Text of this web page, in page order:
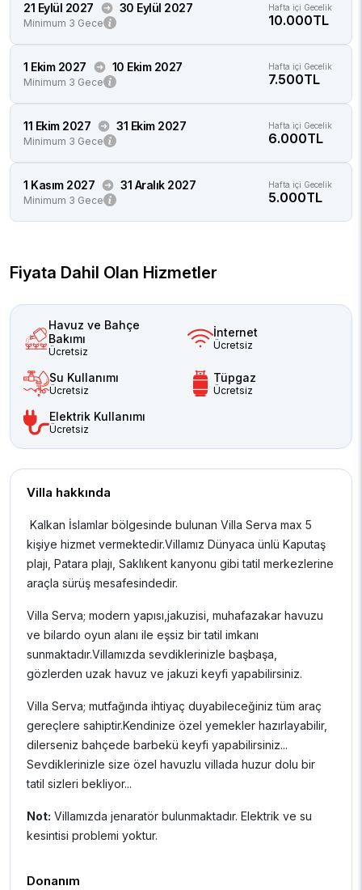
21 Eylül 2027 30 Eylül 2027
Minimum 3 Gece
Hafta içi Gecelik
10.000TL
1 Ekim 2027 10 Ekim 2027
Minimum 3 Gece
Hafta içi Gecelik
7.500TL
11 Ekim 2027 31 Ekim 2027
Minimum 3 Gece
Hafta içi Gecelik
6.000TL
1 Kasım 2027 31 Aralık 2027
Minimum 3 Gece
Hafta içi Gecelik
5.000TL
Fiyata Dahil Olan Hizmetler
Havuz ve Bahçe
Bakımı
Ücretsiz
İnternet
Ücretsiz
Su Kullanımı
Ücretsiz
Tüpgaz
Ücretsiz
Elektrik Kullanımı
Ücretsiz
Villa hakkında
Kalkan İslamlar bölgesinde bulunan Villa Serva max 5
kişiye hizmet vermektedir.Villamız Dünyaca ünlü Kaputaş
plajı, Patara plajı, Saklıkent kanyonu gibi tatil merkezlerine
araçla sürüş mesafesindedir.
Villa Serva; modern yapısı,jakuzisi, muhafazakar havuzu
ve bilardo oyun alanı ile eşsiz bir tatil imkanı
sunmaktadır.Villamızda sevdiklerinizle başbaşa,
gözlerden uzak havuz ve jakuzi keyfi yapabilirsiniz.
Villa Serva; mutfağında ihtiyaç duyabileceğiniz tüm araç
gereçlere sahiptir.Kendinize özel yemekler hazırlayabilir,
dilerseniz bahçede barbekü keyfi yapabilirsiniz...
Sevdiklerinizle size özel havuzlu villada huzur dolu bir
tatil sizleri bekliyor...
Not: Villamızda jenaratör bulunmaktadır. Elektrik ve su
kesintisi problemi yoktur.
Donanım